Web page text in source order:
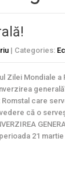
| Categories:
Zilei Mondiale a
care
că o
21